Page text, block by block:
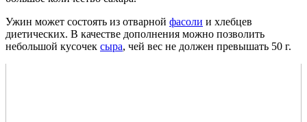
Ужин может состоять из отварной фасоли и хлебцев
диетических. В качестве дополнения можно позволить
небольшой кусочек сыра, чей вес не должен превышать 50 г.